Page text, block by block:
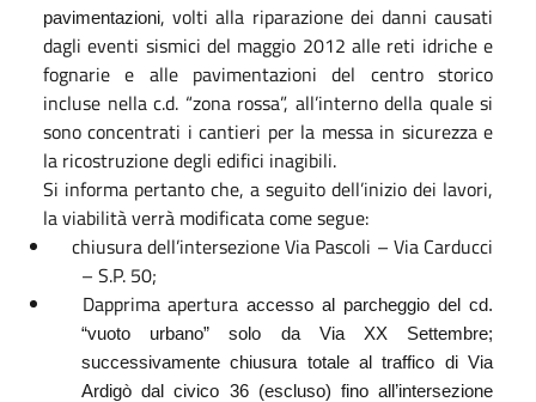
pavimentazioni, volti alla riparazione dei danni causati
dagli eventi sismici del maggio 2012 alle reti idriche e
fognarie e alle pavimentazioni del centro storico
incluse nella c.d. “zona rossa”, all’interno della quale si
sono concentrati i cantieri per la messa in sicurezza e
la ricostruzione degli edifici inagibili.
Si informa pertanto che, a seguito dell’inizio dei lavori,
la viabilità verrà modificata come segue:
chiusura dell’intersezione Via Pascoli – Via Carducci
– S.P. 50;
Dapprima aperturaaccesso al parcheggio del cd.
“vuoto urbano” solo da Via XX Settembre;
successivamente chiusura totale al traffico di Via
Ardigò dal civico 36 (escluso) fino all’intersezione